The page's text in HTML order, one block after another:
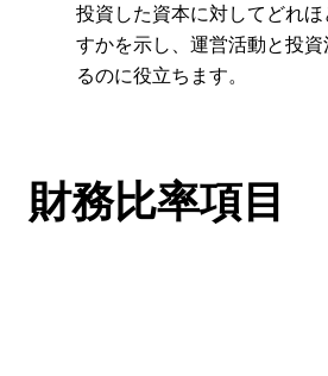
投資した資本に対してどれ
すかを示し、運営活動と投
るのに役立ちます。
財務比率項目